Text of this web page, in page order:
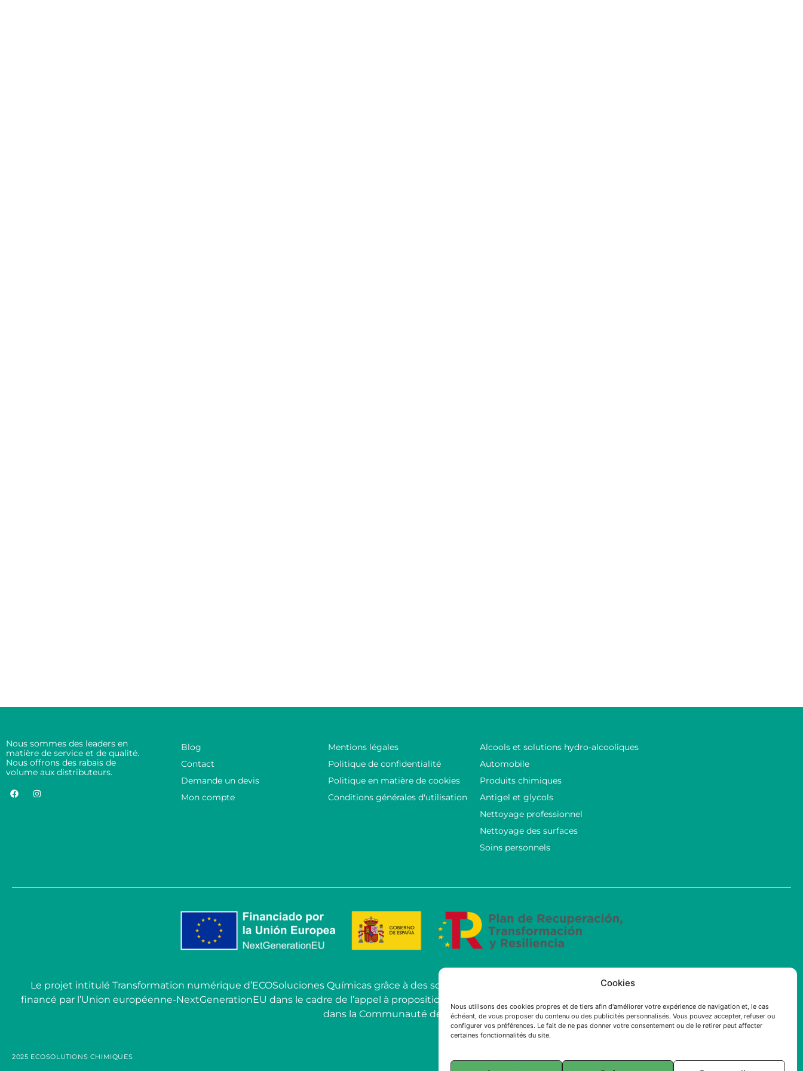
Cookies
Nous utilisons des cookies propres et de tiers afin d'améliorer votre expérience de navigation et, le cas
échéant, de vous proposer du contenu ou des publicités personnalisés. Vous pouvez accepter, refuser ou
configurer vos préférences. Le fait de ne pas donner votre consentement ou de le retirer peut affecter
certaines fonctionnalités du site.
Nous sommes des leaders en
matière de service et de qualité.
Nous offrons des rabais de
volume aux distributeurs.
Blog
Contact
Demande un devis
Mon compte
Mentions légales
Politique de confidentialité
Politique en matière de cookies
Conditions générales d'utilisation
Alcools et solutions hydro-alcooliques
Automobile
Produits chimiques
Antigel et glycols
Nettoyage professionnel
Nettoyage des surfaces
Soins personnels
Le projet intitulé Transformation numérique d’ECOSoluciones Químicas grâce à des solutions d’IA avancées mené par ECOSOLUCIONES QUÍMICAS S.L. a été
financé par l’Union européenne-NextGenerationEU dans le cadre de l’appel à propositions pour l’utilisation de l’intelligence artificielle (IA) appliquée à l’industrie
dans la Communauté de Madrid.
2025 ECOSOLUTIONS CHIMIQUES